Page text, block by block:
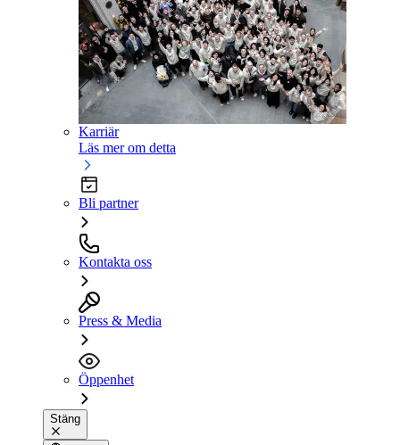
Karriär
Läs mer om detta
Bli partner
Kontakta oss
Press & Media
Öppenhet
Stäng